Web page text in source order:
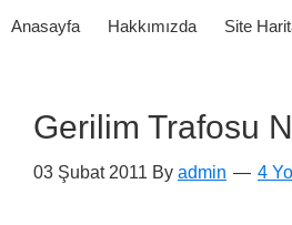
Anasayfa Hakkımızda Site
Gerilim Trafosu
03 Şubat 2011 By admin 4